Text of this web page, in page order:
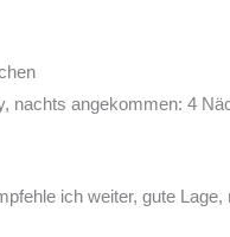
nachts angekommen: 4
ich weiter, gute Lage,